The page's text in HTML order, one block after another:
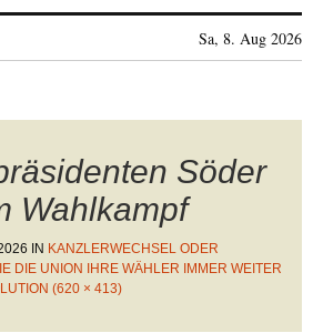
Sa, 8. Aug 2026
Söder
Wahlkampf
IN KANZLERWECHSEL ODER
DIE UNION IHRE WÄHLER IMMER WEITER
(620 × 413)